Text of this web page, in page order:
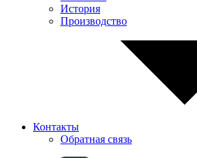
История
Производство
Контакты
Обратная связь